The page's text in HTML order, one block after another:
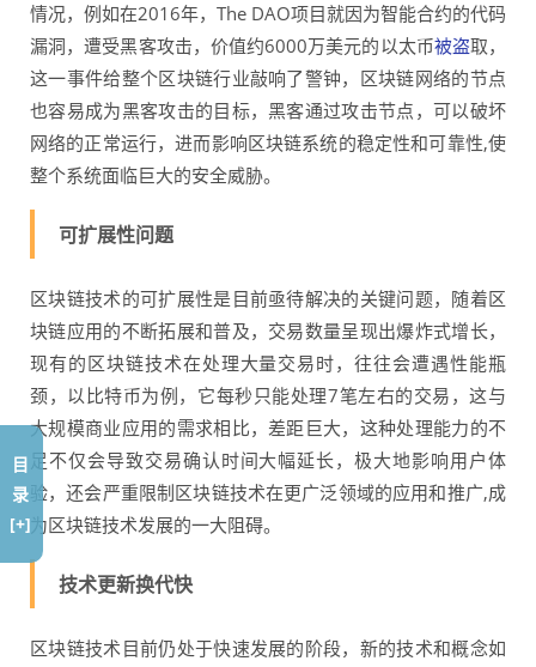
情况，例如在2016年，The DAO项目就因为智能合约的代码
漏洞，遭受黑客攻击，价值约6000万美元的以太币被盗取，
这一事件给整个区块链行业敲响了警钟，区块链网络的节点
也容易成为黑客攻击的目标，黑客通过攻击节点，可以破坏
网络的正常运行，进而影响区块链系统的稳定性和可靠性,使
整个系统面临巨大的安全威胁。
可扩展性问题
区块链技术的可扩展性是目前亟待解决的关键问题，随着区
块链应用的不断拓展和普及，交易数量呈现出爆炸式增长，
现有的区块链技术在处理大量交易时，往往会遭遇性能瓶
颈，以比特币为例，它每秒只能处理7笔左右的交易，这与
大规模商业应用的需求相比，差距巨大，这种处理能力的不
足不仅会导致交易确认时间大幅延长，极大地影响用户体
验，还会严重限制区块链技术在更广泛领域的应用和推广,成
为区块链技术发展的一大阻碍。
技术更新换代快
区块链技术目前仍处于快速发展的阶段，新的技术和概念如
目
录
[+]